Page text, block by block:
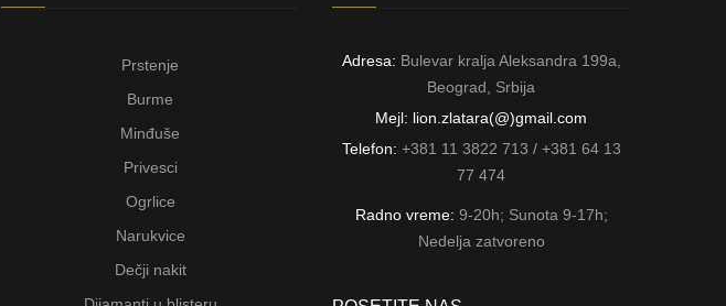
Prstenje
Burme
Minđuše
Privesci
Ogrlice
Narukvice
Dečji nakit
Adresa: Bulevar kralja Aleksandra 199a,
Beograd, Srbija
Mejl: lion.zlatara(@)gmail.com
Telefon: +381 11 3822 713 / +381 64 13
77 474
Radno vreme: 9-20h; Sunota 9-17h;
Nedelja zatvoreno